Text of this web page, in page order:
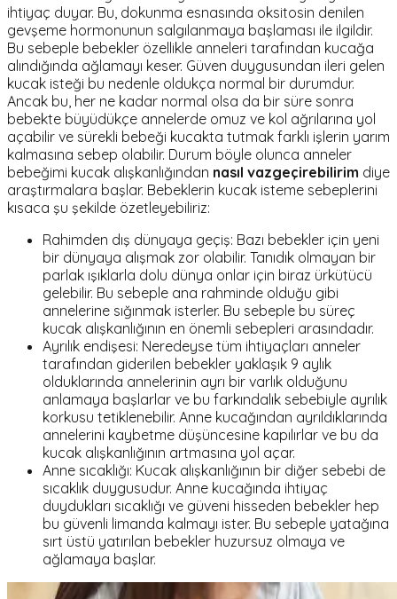
ihtiyaç duyar. Bu, dokunma esnasında oksitosin denilen
gevşeme hormonunun salgılanmaya başlaması ile ilgildir.
Bu sebeple bebekler özellikle anneleri tarafından kucağa
alındığında ağlamayı keser. Güven duygusundan ileri gelen
kucak isteği bu nedenle oldukça normal bir durumdur.
Ancak bu, her ne kadar normal olsa da bir süre sonra
bebekte büyüdükçe annelerde omuz ve kol ağrılarına yol
açabilir ve sürekli bebeği kucakta tutmak farklı işlerin yarım
kalmasına sebep olabilir. Durum böyle olunca anneler
bebeğimi kucak alışkanlığından nasıl vazgeçirebilirim diye
araştırmalara başlar. Bebeklerin kucak isteme sebeplerini
kısaca şu şekilde özetleyebiliriz:
Rahimden dış dünyaya geçiş: Bazı bebekler için yeni
bir dünyaya alışmak zor olabilir. Tanıdık olmayan bir
parlak ışıklarla dolu dünya onlar için biraz ürkütücü
gelebilir. Bu sebeple ana rahminde olduğu gibi
annelerine sığınmak isterler. Bu sebeple bu süreç
kucak alışkanlığının en önemli sebepleri arasındadır.
Ayrılık endişesi: Neredeyse tüm ihtiyaçları anneler
tarafından giderilen bebekler yaklaşık 9 aylık
olduklarında annelerinin ayrı bir varlık olduğunu
anlamaya başlarlar ve bu farkındalık sebebiyle ayrılık
korkusu tetiklenebilir. Anne kucağından ayrıldıklarında
annelerini kaybetme düşüncesine kapılırlar ve bu da
kucak alışkanlığının artmasına yol açar.
Anne sıcaklığı: Kucak alışkanlığının bir diğer sebebi de
sıcaklık duygusudur. Anne kucağında ihtiyaç
duydukları sıcaklığı ve güveni hisseden bebekler hep
bu güvenli limanda kalmayı ister. Bu sebeple yatağına
sırt üstü yatırılan bebekler huzursuz olmaya ve
ağlamaya başlar.